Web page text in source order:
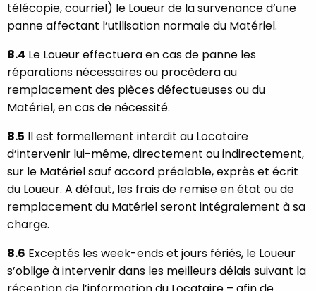
télécopie, courriel) le Loueur de la survenance d’une
panne affectant l’utilisation normale du Matériel.
8.4 Le Loueur effectuera en cas de panne les
réparations nécessaires ou procèdera au
remplacement des pièces défectueuses ou du
Matériel, en cas de nécessité.
8.5 Il est formellement interdit au Locataire
d’intervenir lui-même, directement ou indirectement,
sur le Matériel sauf accord préalable, exprès et écrit
du Loueur. A défaut, les frais de remise en état ou de
remplacement du Matériel seront intégralement à sa
charge.
8.6 Exceptés les week-ends et jours fériés, le Loueur
s’oblige à intervenir dans les meilleurs délais suivant la